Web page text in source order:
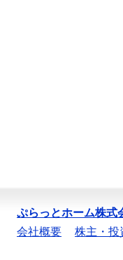
ぷらっとホーム株式
会社概要
株主・投